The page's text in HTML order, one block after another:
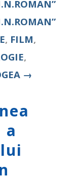
, FILM,
,
→
a